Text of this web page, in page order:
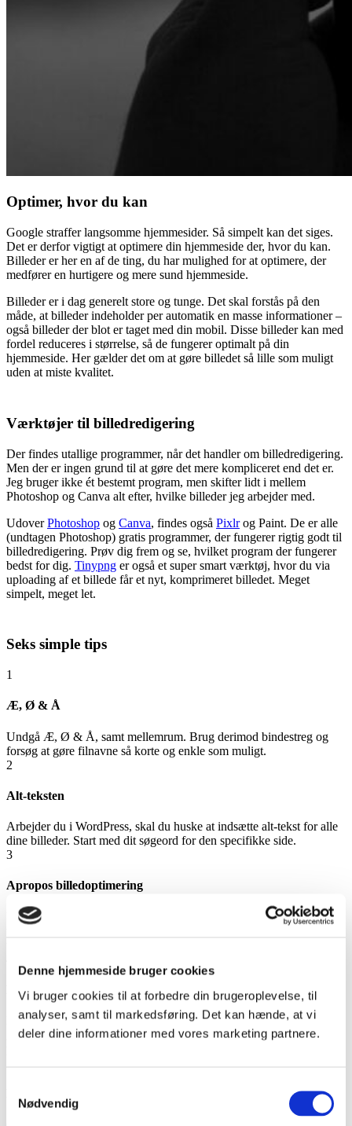
Denne hjemmeside bruger cookies
Vi bruger cookies til at forbedre din brugeroplevelse, til
analyser, samt til markedsføring. Det kan hænde, at vi
deler dine informationer med vores marketing partnere.
Nødvendig
Optimer, hvor du kan
Google straffer langsomme hjemmesider. Så simpelt kan det siges.
Det er derfor vigtigt at optimere din hjemmeside der, hvor du kan.
Billeder er her en af de ting, du har mulighed for at optimere, der
medfører en hurtigere og mere sund hjemmeside.
Billeder er i dag generelt store og tunge. Det skal forstås på den
måde, at billeder indeholder per automatik en masse informationer –
også billeder der blot er taget med din mobil. Disse billeder kan med
fordel reduceres i størrelse, så de fungerer optimalt på din
hjemmeside. Her gælder det om at gøre billedet så lille som muligt
uden at miste kvalitet.
Værktøjer til billedredigering
Der findes utallige programmer, når det handler om billedredigering.
Men der er ingen grund til at gøre det mere kompliceret end det er.
Jeg bruger ikke ét bestemt program, men skifter lidt i mellem
Photoshop og Canva alt efter, hvilke billeder jeg arbejder med.
UdoverPhotoshop og Canva, findes også Pixlrog Paint. De er alle
(undtagen Photoshop) gratis programmer, der fungerer rigtig godt til
billedredigering. Prøv dig frem og se, hvilket program der fungerer
bedst for dig. Tinypng er også et super smart værktøj, hvor du via
uploading af et billede får et nyt, komprimeret billedet. Meget
simpelt, meget let.
Seks simple tips
1
Æ, Ø & Å
Undgå Æ, Ø & Å, samt mellemrum. Brug derimod bindestreg og
forsøg at gøre filnavne så korte og enkle som muligt.
2
Alt-teksten
Arbejder du i WordPress, skal du huske at indsætte alt-tekst for alle
dine billeder. Start med dit søgeord for den specifikke side.
3
Apropos billedoptimering
Undgå store, tunge billeder på din hjemmeside. Det påvirker load-
Bredde
Hvis du holder dig til følgende bredde på dine billeder, kan det ikke
gå helt galt: Fuldbredde header: 1920 pixels / Andre billeder: 795